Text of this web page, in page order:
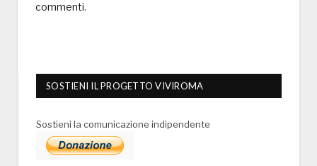
commenti.
SOSTIENI IL PROGETTO VIVIROMA
Sostieni la comunicazione indipendente